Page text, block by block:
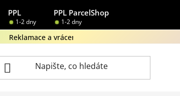
PPL PPL ParcelShop
1-2 dny 1-2 dny
Reklamace a vrácení zboží